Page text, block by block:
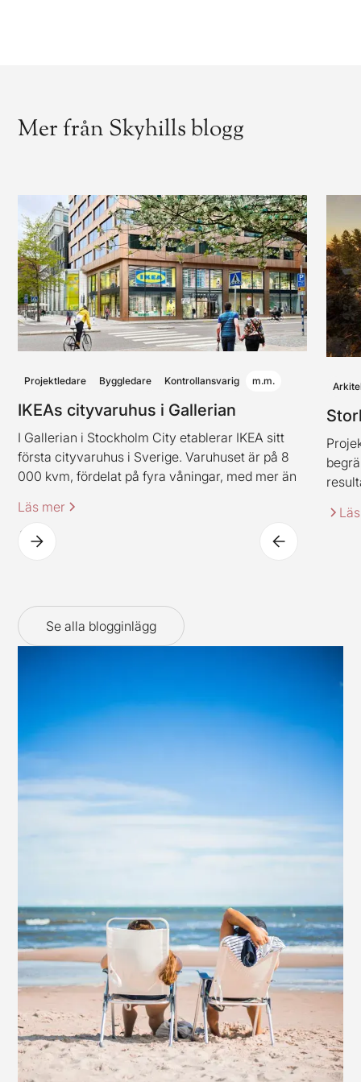
Mer från Skyhills blogg
Projektledare Byggledare Kontrollansvarig m.m.
IKEAs cityvaruhus i Gallerian
I Gallerian i Stockholm City etablerar IKEA sitt
första cityvaruhus i Sverige. Varuhuset är på 8
000 kvm, fördelat på fyra våningar, med mer än
IKEAs klassiska restaurangkoncept (dock i en ny
spännande tappning).
Läs mer
Se alla blogginlägg